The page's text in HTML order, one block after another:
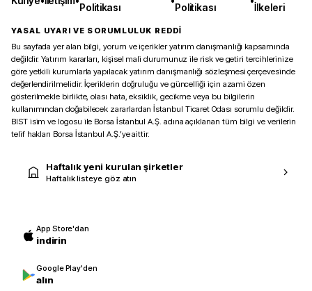
Politikası
Politikası
İlkeleri
YASAL UYARI VE SORUMLULUK REDDİ
Bu sayfada yer alan bilgi, yorum ve içerikler yatırım danışmanlığı kapsamında
değildir. Yatırım kararları, kişisel mali durumunuz ile risk ve getiri tercihlerinize
göre yetkili kurumlarla yapılacak yatırım danışmanlığı sözleşmesi çerçevesinde
değerlendirilmelidir. İçeriklerin doğruluğu ve güncelliği için azami özen
gösterilmekle birlikte, olası hata, eksiklik, gecikme veya bu bilgilerin
kullanımından doğabilecek zararlardan İstanbul Ticaret Odası sorumlu değildir.
BIST isim ve logosu ile Borsa İstanbul A.Ş. adına açıklanan tüm bilgi ve verilerin
telif hakları Borsa İstanbul A.Ş.’ye aittir.
Haftalık yeni kurulan şirketler
Haftalık listeye göz atın
App Store'dan
indirin
Google Play'den
alın